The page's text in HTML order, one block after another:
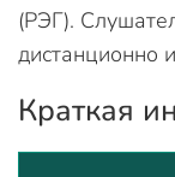
(РЭГ).
дистанционно
Краткая